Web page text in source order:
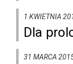
1 KWIETNIA
Dla
31 MARCA